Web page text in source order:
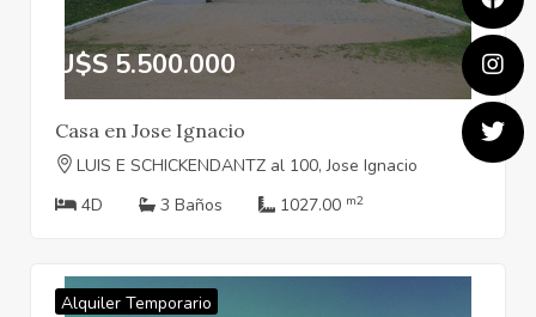
U$S 5.500.000
Casa en Jose Ignacio
LUIS E SCHICKENDANTZ al 100, Jose Ignacio
4D
3 Baños 1027.00 m2
Alquiler Temporario